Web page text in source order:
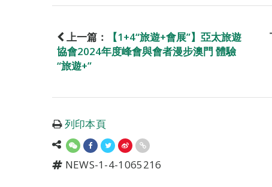
上一篇：
【1+4“旅遊+會展”】亞太旅遊
協會2024年度峰會與會者漫步澳門 體驗
“旅遊+”
列印本頁
NEWS-1-4-1065216